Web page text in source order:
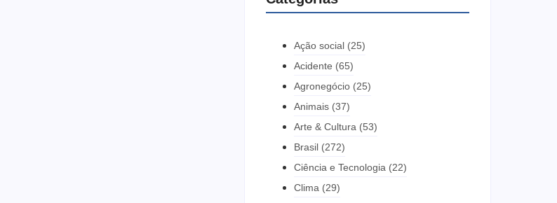
Ação social (25)
Acidente (65)
Agronegócio (25)
Animais (37)
Arte & Cultura (53)
Brasil (272)
Ciência e Tecnologia (22)
Clima (29)